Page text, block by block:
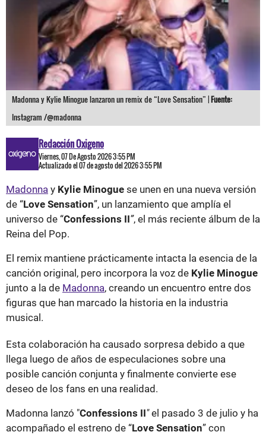
Madonna y Kylie Minogue lanzaron un remix de “Love Sensation” |Fuente:
Instagram /@madonna
Redacción Oxigeno
Viernes, 07 De Agosto 2026 3:55 PM
Actualizado el 07 de agosto del 2026 3:55 PM
Madonna y Kylie Minogue se unen en una nueva versión
de “Love Sensation”, un lanzamiento que amplía el
universo de “Confessions II”, el más reciente álbum de la
Reina del Pop.
El remix mantiene prácticamente intacta la esencia de la
canción original, pero incorpora la voz de Kylie Minogue
junto a la de Madonna, creando un encuentro entre dos
figuras que han marcado la historia en la industria
musical.
Esta colaboración ha causado sorpresa debido a que
llega luego de años de especulaciones sobre una
posible canción conjunta y finalmente convierte ese
deseo de los fans en una realidad.
Madonna lanzó "Confessions II"el pasado 3 de julio y ha
acompañado el estreno de “Love Sensation” con